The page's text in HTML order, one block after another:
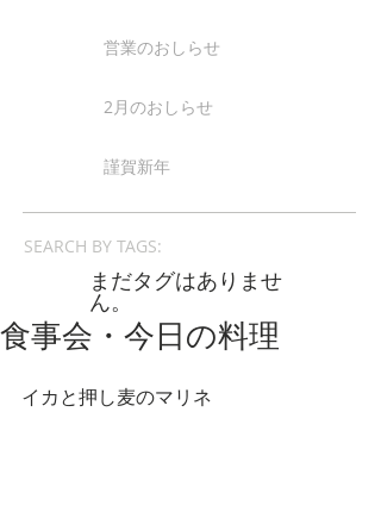
SEARCH BY TAGS:
まだタグはありませ
ん。
食事会・今日の料理
イカと押し麦のマリネ
営業のおしらせ
2月のおしらせ
謹賀新年